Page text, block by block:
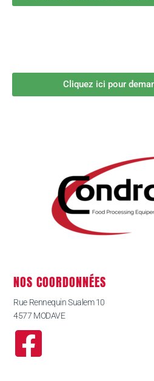
Cliquez ici pour
NOS COORDONNÉES
Rue Rennequin Sualem 10
4577 MODAVE